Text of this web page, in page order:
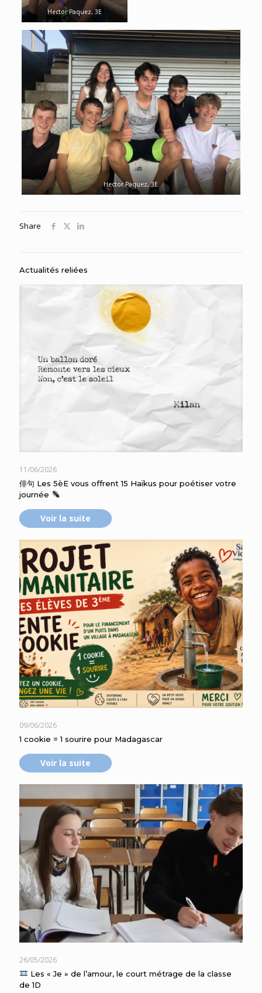
Hector Paquez, 3E
Hector Paquez, 3E
Share
Actualités reliées
11/06/2026
俳句 Les 5èE vous offrent 15 Haïkus pour poétiser votre
journée
Voir la suite
09/06/2026
1 cookie = 1 sourire pour Madagascar
Voir la suite
26/05/2026
Les « Je » de l’amour, le court métrage de la classe
de 1D